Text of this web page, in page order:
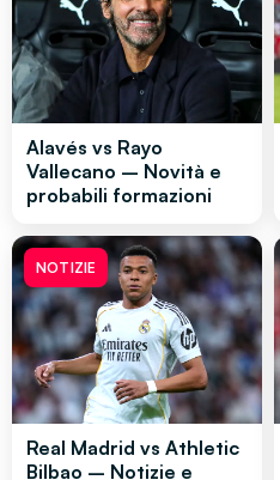
Alavés vs Rayo
Vallecano – Novità e
probabili formazioni
NOTIZIE
Real Madrid vs Athletic
Bilbao – Notizie e